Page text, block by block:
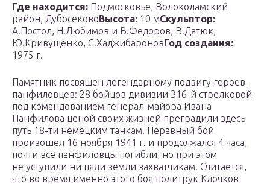
Где находится: Подмосковье, Волоколамский
район, ДубосековоВысота: 10 мСкульптор:
А.Постол, Н.Любимов и В.Федоров, В.Датюк,
Ю.Кривущенко, С.ХаджибароновГод создания:
1975 г.
Памятник посвящен легендарному подвигу героев-
панфиловцев: 28 бойцов дивизии 316-й стрелковой
под командованием генерал-майора Ивана
Панфилова ценой своих жизней преградили здесь
путь 18-ти немецким танкам. Неравный бой
произошел 16 ноября 1941 г. и продолжался 4 часа,
почти все панфиловцы погибли, но при этом
не уступили ни пяди земли захватчикам. Считается,
что во время именно этого боя политрук Клочков